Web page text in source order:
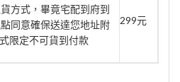
方式，畢竟宅配到府到
同意確保送達您地址附
限定不可貨到付款
299元